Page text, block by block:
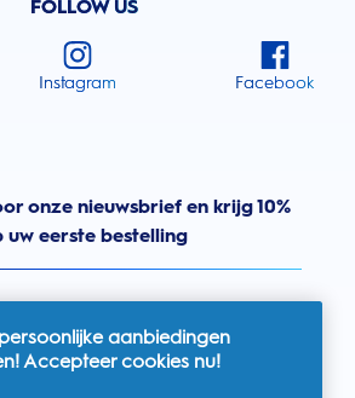
FOLLOW US
Instagram Facebook
onze nieuwsbrief en krijg 10%
uw eerste bestelling
aanbiedingen
Accepteer cookies nu!